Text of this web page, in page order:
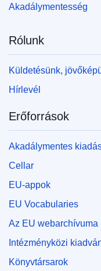
Akadálymentesség
Rólunk
Küldetésünk,
Hírlevél
Erőforrások
Akadálymentes
Cellar
EU-appok
EU Vocabularies
Az EU webarchívuma
Intézményközi
Könyvtársarok